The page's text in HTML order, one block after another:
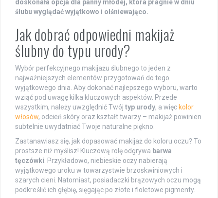
doskonała opcja dla panny młodej, która pragnie w dniu
ślubu wyglądać wyjątkowo i olśniewająco.
Jak dobrać odpowiedni makijaż
ślubny do typu urody?
Wybór perfekcyjnego makijażu ślubnego to jeden z
najważniejszych elementów przygotowań do tego
wyjątkowego dnia. Aby dokonać najlepszego wyboru, warto
wziąć pod uwagę kilka kluczowych aspektów. Przede
wszystkim, należy uwzględnić Twój typ urody, a więckolor
włosów, odcień skóry oraz kształt twarzy – makijaż powinien
subtelnie uwydatniać Twoje naturalne piękno.
Zastanawiasz się, jak dopasować makijaż do koloru oczu? To
prostsze niż myślisz! Kluczową rolę odgrywa barwa
tęczówki . Przykładowo, niebieskie oczy nabierają
wyjątkowego uroku w towarzystwie brzoskwiniowych i
szarych cieni. Natomiast, posiadaczki brązowych oczu mogą
podkreślić ich głębię, sięgając po złote i fioletowe pigmenty.